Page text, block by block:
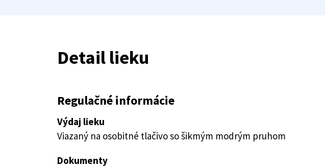
Detail lieku
Regulačné informácie
Výdaj lieku
Viazaný na osobitné tlačivo so šikmým modrým pruhom
Dokumenty